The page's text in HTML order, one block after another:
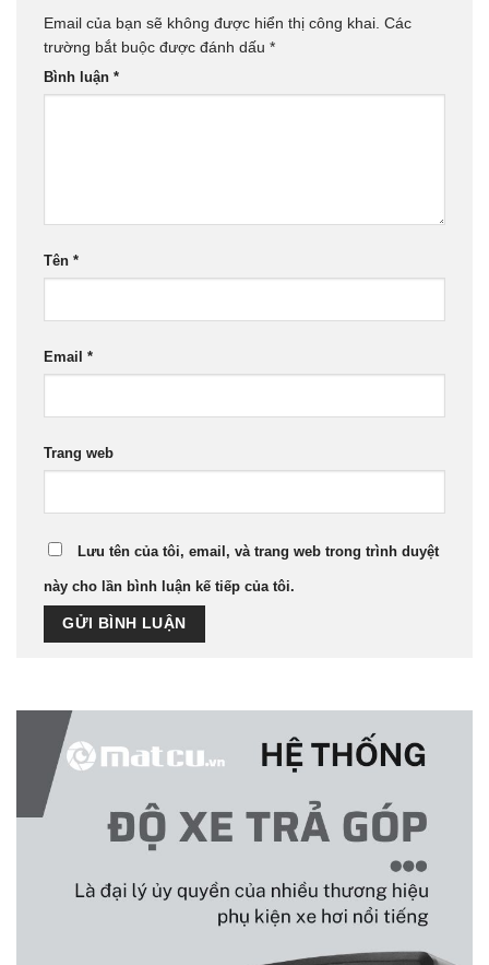
Email của bạn sẽ không được hiển thị công khai. Các
trường bắt buộc được đánh dấu *
Bình luận *
Tên *
Email *
Trang web
Lưu tên của tôi, email, và trang web trong trình duyệt
này cho lần bình luận kế tiếp của tôi.